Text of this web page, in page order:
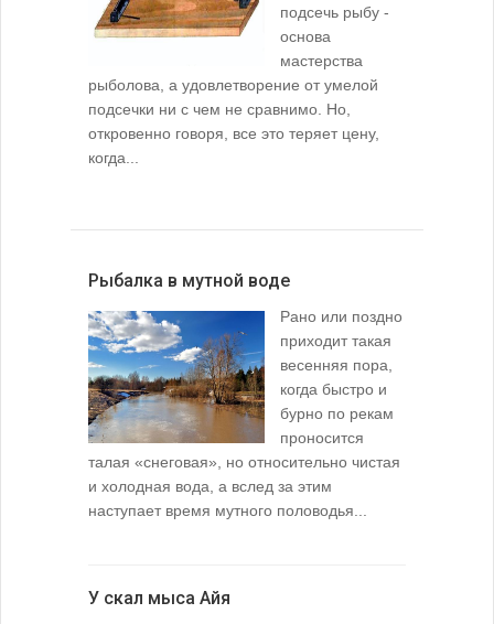
подсечь рыбу -
основа
мастерства
рыболова, а удовлетворение от умелой
подсечки ни с чем не сравнимо. Но,
откровенно говоря, все это теряет цену,
когда...
Рыбалка в мутной воде
Рано или поздно
приходит такая
весенняя пора,
когда быстро и
бурно по рекам
проносится
талая «снеговая», но относительно чистая
и холодная вода, а вслед за этим
наступает время мутного половодья...
У скал мыса Айя